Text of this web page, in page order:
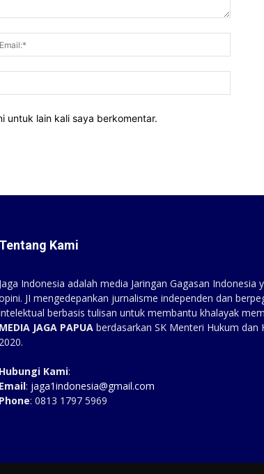
untuk lain kali saya berkomentar.
Tentang Kami
Jaga Indonesia adalah media Jaringan Gagasan
JI mengedepankan jurnalisme independen dan
berbasis tulisan untuk membantu khalayak
MEDIA JAGA PAPUA berdasarkan SK Menteri Hukum dan
2020.
Hubungi Kami:
Email: jaga1indonesia@gmail.com
Phone: 0813 1797 5969